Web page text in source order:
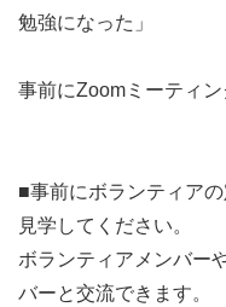
勉強になった」
事前にZoomミーティン
■事前にボランティア
見学してください。
ボランティアメンバー
バーと交流できます。